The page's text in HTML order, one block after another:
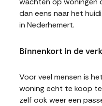
dan eens naar het
in Nederhemert.
Binnenkort in de
Voor veel mensen is
woning echt te koop
zelf ook weer een